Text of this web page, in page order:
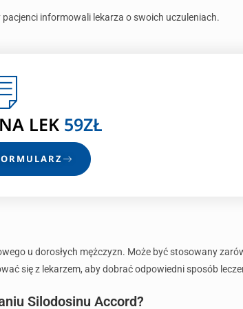
informowali lekarza o swoich uczuleniach.
NA LEK 59ZŁ
u dorosłych mężczyzn. Może być stosowany
się z lekarzem, aby dobrać odpowiedni sposób
Silodosinu Accord?